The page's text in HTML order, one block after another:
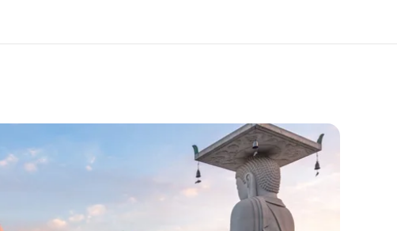
Rejoignez nos équipes